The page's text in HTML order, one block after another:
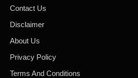
Contact Us
Disclaimer
About Us
Privacy Policy
Terms And Conditions